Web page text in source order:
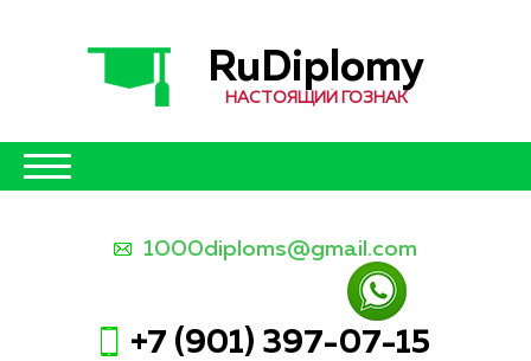
RuDiplomy
НАСТОЯЩИЙ ГОЗНАК
1000diploms@gmail.com
+7 (901) 397-07-15